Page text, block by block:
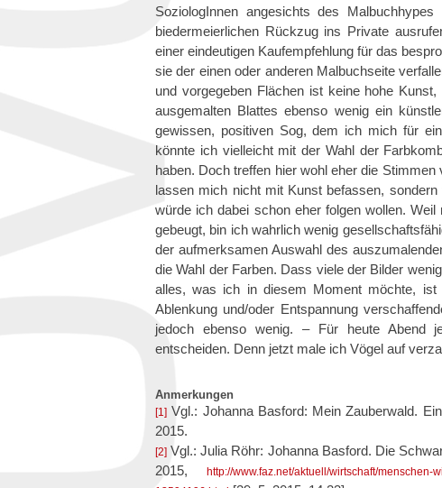
SoziologInnen angesichts des
biedermeierlichen Rückzug ins Private
einer eindeutigen Kaufempfehlung für das
sie der einen oder anderen Malbuchseite
und vorgegeben Flächen ist keine hohe
ausgemalten Blattes ebenso wenig ein
gewissen, positiven Sog, dem ich mich für
könnte ich vielleicht mit der Wahl der
haben. Doch treffen hier wohl eher die
lassen mich nicht mit Kunst befassen,
würde ich dabei schon eher folgen wollen.
gebeugt, bin ich wahrlich wenig
der aufmerksamen Auswahl des
die Wahl der Farben. Dass viele der Bilder
alles, was ich in diesem Moment möchte,
Ablenkung und/oder Entspannung
jedoch ebenso wenig. – Für heute Abend
entscheiden. Denn jetzt male ich Vögel auf
Anmerkungen
[1] Vgl.: Johanna Basford: Mein Zauberwald.
2015.
[2] Vgl.: Julia Röhr: Johanna Basford. Die
2015,
http://www.faz.net/aktuell/wirtschaft/